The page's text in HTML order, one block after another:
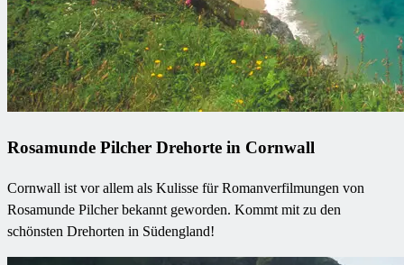
Rosamunde Pilcher Drehorte in Cornwall
Cornwall ist vor allem als Kulisse für Romanverfilmungen von
Rosamunde Pilcher bekannt geworden. Kommt mit zu den
schönsten Drehorten in Südengland!